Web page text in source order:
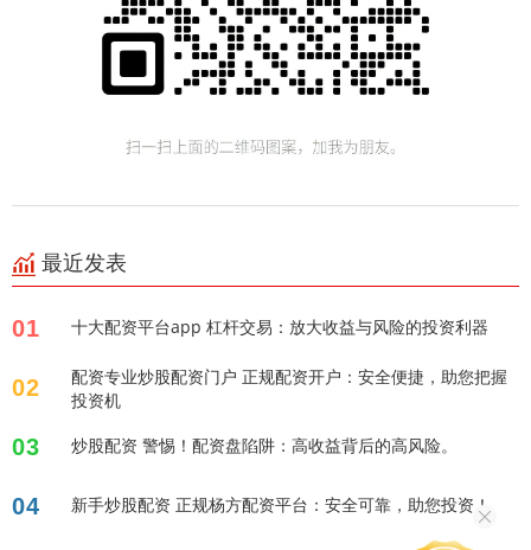
最近发表
01 十大配资平台app 杠杆交易：放大收益与风险的投资利器
02
配资专业炒股配资门户 正规配资开户：安全便捷，助您把握
投资机
03 炒股配资 警惕！配资盘陷阱：高收益背后的高风险。
04 新手炒股配资 正规杨方配资平台：安全可靠，助您投资！